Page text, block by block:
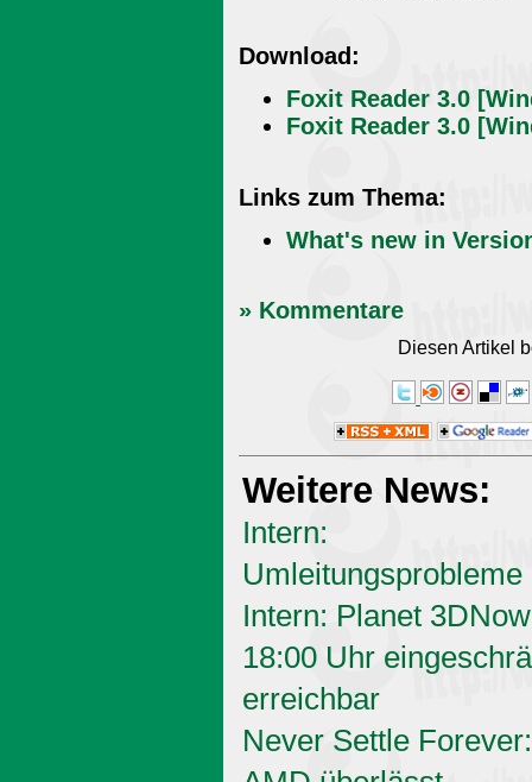
Download:
Foxit Reader 3.0
Foxit Reader 3.0
Links zum Thema:
What's new in
» Kommentare
Diesen Artikel
Weitere News:
Intern:
Umleitungsprobleme
Intern: Planet
18:00 Uhr
erreichbar
Never Settle Forever: